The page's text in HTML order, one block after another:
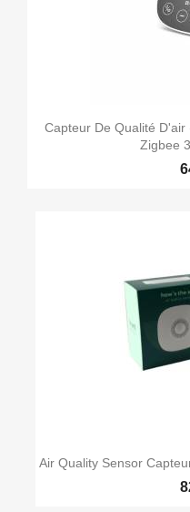
Capteur De Qualité
Zigbee
Air Quality Sensor